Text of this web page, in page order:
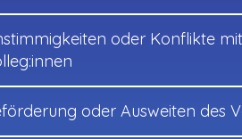
oder Konflikte
oder Ausweiten des